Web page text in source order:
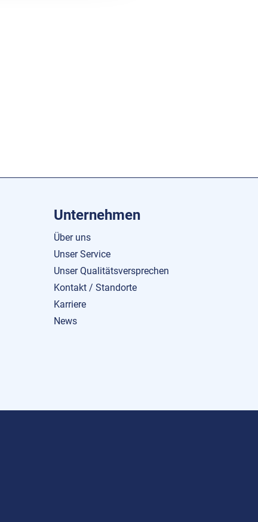
Unternehmen
Über uns
Unser Service
Unser Qualitätsversprechen
Kontakt / Standorte
Karriere
News